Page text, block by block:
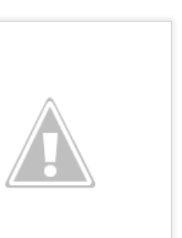
és hálaadás
és alkalmatlan időben,
és tanítással